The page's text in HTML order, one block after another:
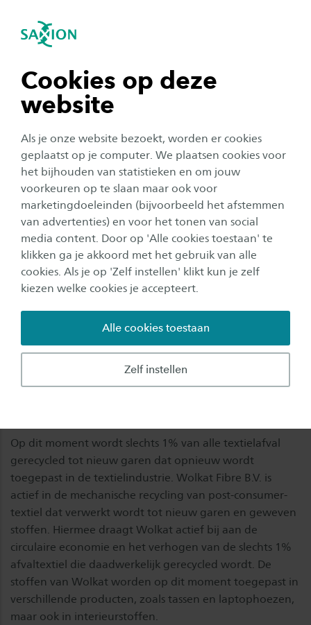
Cookies op deze
website
Als je onze website bezoekt, worden er cookies
geplaatst op je computer. We plaatsen cookies voor
het bijhouden van statistieken en om jouw
voorkeuren op te slaan maar ook voor
marketingdoeleinden (bijvoorbeeld het afstemmen
van advertenties) en voor het tonen van social
media content. Door op 'Alle cookies toestaan' te
klikken ga je akkoord met het gebruik van alle
cookies. Als je op 'Zelf instellen' klikt kun je zelf
kiezen welke cookies je accepteert.
Zelf instellen
Alle cookies toestaan
Navigatie openen
tonen
tonen
tonen
tonen
sluiten
Nieuwe markten voor
gerecyclede garens
Vanuit de Europese Unie en de Nederlandse
regering wordt gewerkt aan verduurzaming van
de textielindustrie en de daarbij horende
circulaire economie. Bij deze nieuwe economie
worden o.a. bestaande materialen zo goed
mogelijk hergebruikt en gerecycled om meer
waarde te creëren. Deze ontwikkelingen komen
voort uit harde feiten: de textielindustrie is na
olie de meest vervuilende industrie van de
wereld. Daarnaast gebruikt de textielindustrie
veel niet-regeneratieve grondstoffen, zoals
polyester en polyamide, die op een bepaald
moment niet meer beschikbaar zullen zijn. Ook
is er door een groeiende wereldbevolking een
groeiende textielafvalberg, die als bron voor
Op dit moment wordt slechts 1% van alle textielafval
gerecycled tot nieuw garen dat opnieuw wordt
toegepast in de textielindustrie. Wolkat Fibre B.V. is
actief in de mechanische recycling van post-consumer-
textiel dat verwerkt wordt tot nieuw garen en geweven
stoffen. Hiermee draagt Wolkat actief bij aan de
circulaire economie en het verhogen van de slechts 1%
afvaltextiel die daadwerkelijk gerecycled wordt. De
stoffen van Wolkat worden op dit moment toegepast in
verschillende producten, zoals tassen en laptophoezen,
maar ook in interieurstoffen.